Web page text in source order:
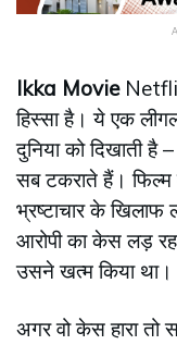
Ikka Movie
हिस्सा है। ये एक
दुनिया को दिखाती है
सब टकराते हैं। फिल्म
भ्रष्टाचार के
आरोपी का केस लड़
उसने खत्म किया था।
अगर वो केस हारा तो